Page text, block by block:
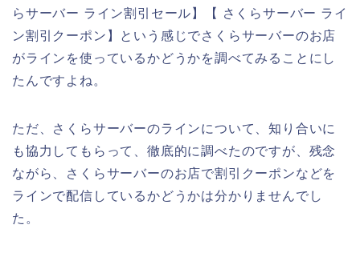
らサーバー ライン割引セール】【 さくらサーバー ライ
ン割引クーポン】という感じでさくらサーバーのお店
がラインを使っているかどうかを調べてみることにし
たんですよね。
ただ、さくらサーバーのラインについて、知り合いに
も協力してもらって、徹底的に調べたのですが、残念
ながら、さくらサーバーのお店で割引クーポンなどを
ラインで配信しているかどうかは分かりませんでし
た。